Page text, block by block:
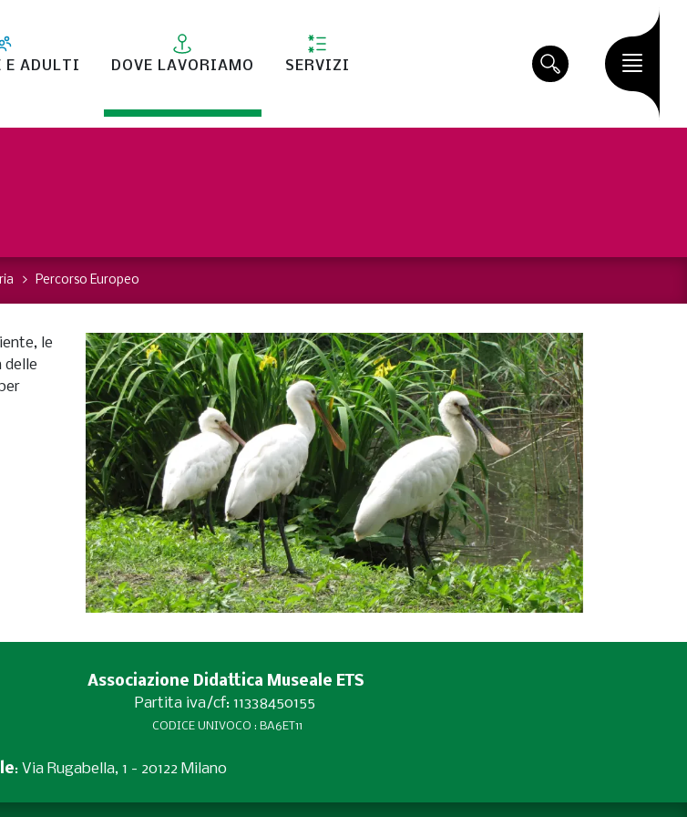
E ADULTI DOVE LAVORIAMO SERVIZI
Percorso Europeo
le
delle
Associazione Didattica Museale ETS
Partita iva/cf: 11338450155
CODICE UNIVOCO : BA6ET11
: Via Rugabella, 1 - 20122 Milano